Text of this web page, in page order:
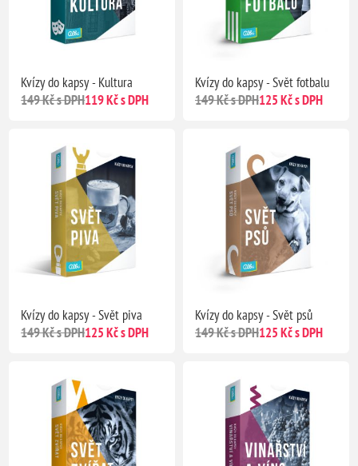
Kvízy do kapsy - Kultura
149 Kč s DPH119 Kč s DPH
Kvízy do kapsy - Svět fotbalu
149 Kč s DPH125 Kč s DPH
Kvízy do kapsy - Svět piva
149 Kč s DPH125 Kč s DPH
Kvízy do kapsy - Svět psů
149 Kč s DPH125 Kč s DPH